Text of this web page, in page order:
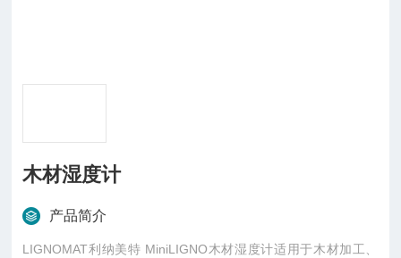
木材湿度计
产品简介
LIGNOMAT利纳美特 MiniLIGNO木材湿度计适用于木材加工、